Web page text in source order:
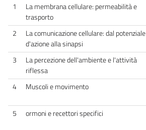
1
La membrana cellulare: permeabilità e
trasporto
2
La comunicazione cellulare: dal potenziale
d'azione alla sinapsi
3
La percezione dell'ambiente e l'attività
riflessa
4
Muscoli e movimento
5
ormoni e recettori specifici